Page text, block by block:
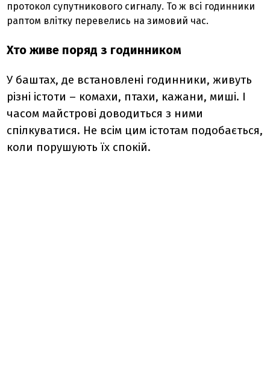
протокол супутникового сигналу. То ж всі годинники
раптом влітку перевелись на зимовий час.
Хто живе поряд з годинником
У баштах, де встановлені годинники, живуть
різні істоти – комахи, птахи, кажани, миші. І
часом майстрові доводиться з ними
спілкуватися. Не всім цим істотам подобається,
коли порушують їх спокій.